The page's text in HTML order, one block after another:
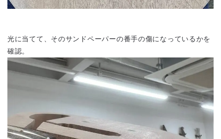
光に当てて、そのサンドペーパーの番手の傷になっているかを
確認。